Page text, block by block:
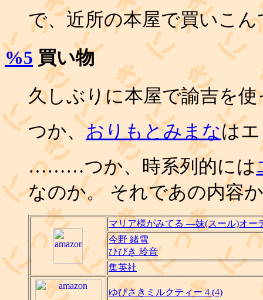
で、近所の本屋で買いこん
%5 買い物
久しぶりに本屋で諭吉を使
つか、おりもとみまなは
………つか、時系列的には
なのか。 それであの内容
マリア様がみてる ―妹(スール)オー
今野 緒雪
ひびき 玲音
集英社
ゆびさきミルクティー 4 (4)